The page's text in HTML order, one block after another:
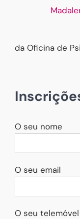
da Oficina de
O seu nome
O seu email
O seu telemóvel